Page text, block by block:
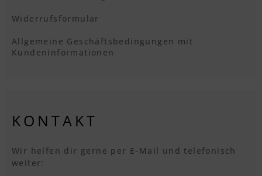
Widerrufsformular
Allgemeine Geschäftsbedingungen mit
Kundeninformationen
KONTAKT
Wir helfen dir gerne per E-Mail und telefonisch
weiter: